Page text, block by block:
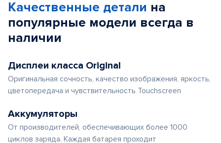
Качественные детали на
популярные модели всегда в
наличии
Дисплеи класса Original
Оригинальная сочность, качество изображения, яркость,
цветопередача и чувствительность Touchscreen
Аккумуляторы
От производителей, обеспечивающих более 1000
циклов заряда. Каждая батарея проходит